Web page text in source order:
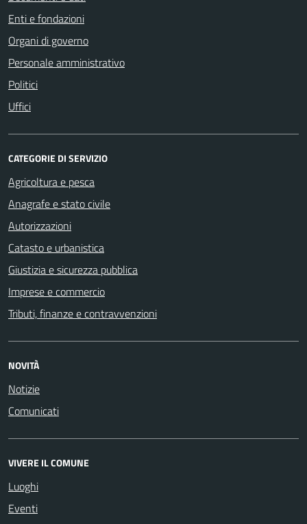
Enti e fondazioni
Organi di governo
Personale amministrativo
Politici
Uffici
CATEGORIE DI SERVIZIO
Agricoltura e pesca
Anagrafe e stato civile
Autorizzazioni
Catasto e urbanistica
Giustizia e sicurezza pubblica
Imprese e commercio
Tributi, finanze e contravvenzioni
NOVITÀ
Notizie
Comunicati
VIVERE IL COMUNE
Luoghi
Eventi